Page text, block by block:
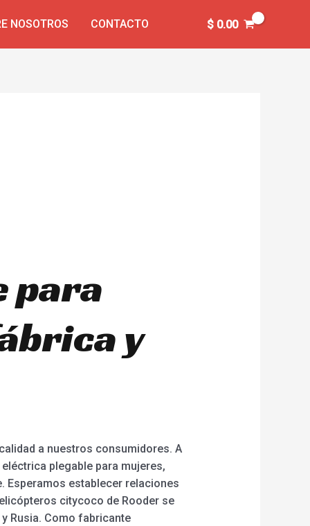
NOSOTROS CONTACTO $0.00
para
y
a nuestros consumidores. A
plegable para mujeres,
Esperamos establecer relaciones
citycoco de Rooder se
Rusia. Como fabricante